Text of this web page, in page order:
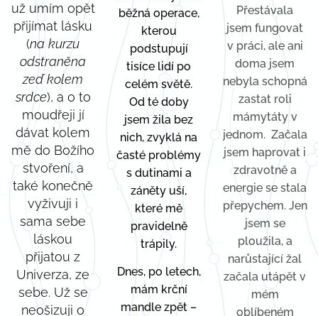
už umím opět
přijímat lásku
(na kurzu
odstraněna
zeď kolem
srdce), a o to
moudřeji jí
dávat kolem
mě do Božího
stvoření, a
také konečně
vyživuji i
sama sebe
láskou
přijatou z
Univerza, ze
sebe. Už se
neošizuji o
běžná operace,
kterou
podstupují
tisíce lidí po
celém světě.
Od té doby
jsem žila bez
nich, zvyklá na
časté problémy
s dutinami a
záněty uší,
které mě
pravidelně
trápily.
Dnes, po letech,
mám krční
mandle zpět –
Přestávala
jsem fungovat
v práci, ale ani
doma jsem
nebyla schopná
zastat roli
mámytáty v
jednom. Začala
jsem haprovat i
zdravotně a
energie se stala
přepychem. Jen
jsem se
ploužila, a
narůstající žal
začala utápět v
mém
oblíbeném